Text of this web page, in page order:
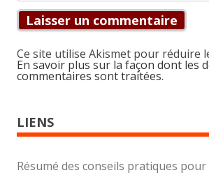
Ce site utilise Akismet pour réduire
En savoir plus sur la façon dont les
commentaires sont traitées.
LIENS
Résumé des conseils pratiques